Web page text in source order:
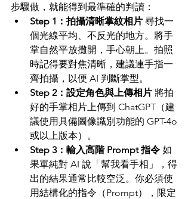
步驟做，就能得到最準確的判讀：
Step 1：拍攝清晰掌紋相片 尋找一
個光線平均、不反光的地方。將手
掌自然平放攤開，手心朝上。拍照
時記得要對焦清晰，建議連手指一
齊拍攝，以便 AI 判斷掌型。
Step 2：設定角色與上傳相片 將拍
好的手掌相片上傳到 ChatGPT（建
議使用具備圖像識別功能的 GPT-4o
或以上版本）。
Step 3：輸入高階 Prompt 指令 如
果單純對 AI 說「幫我看手相」，得
出的結果通常比較空泛。你必須使
用結構化的指令（Prompt），限定